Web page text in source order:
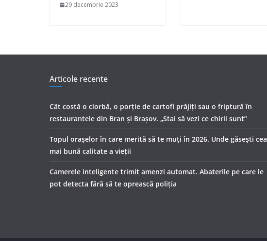
29 decembrie 2023
Articole recente
Cât costă o ciorbă, o porţie de cartofi prăjiţi sau o friptură în
restaurantele din Bran şi Braşov. „Stai să vezi ce chirii sunt”
Topul orașelor în care merită să te muți în 2026. Unde găsești cea
mai bună calitate a vieții
Camerele inteligente trimit amenzi automat. Abaterile pe care le
pot detecta fără să te oprească poliția